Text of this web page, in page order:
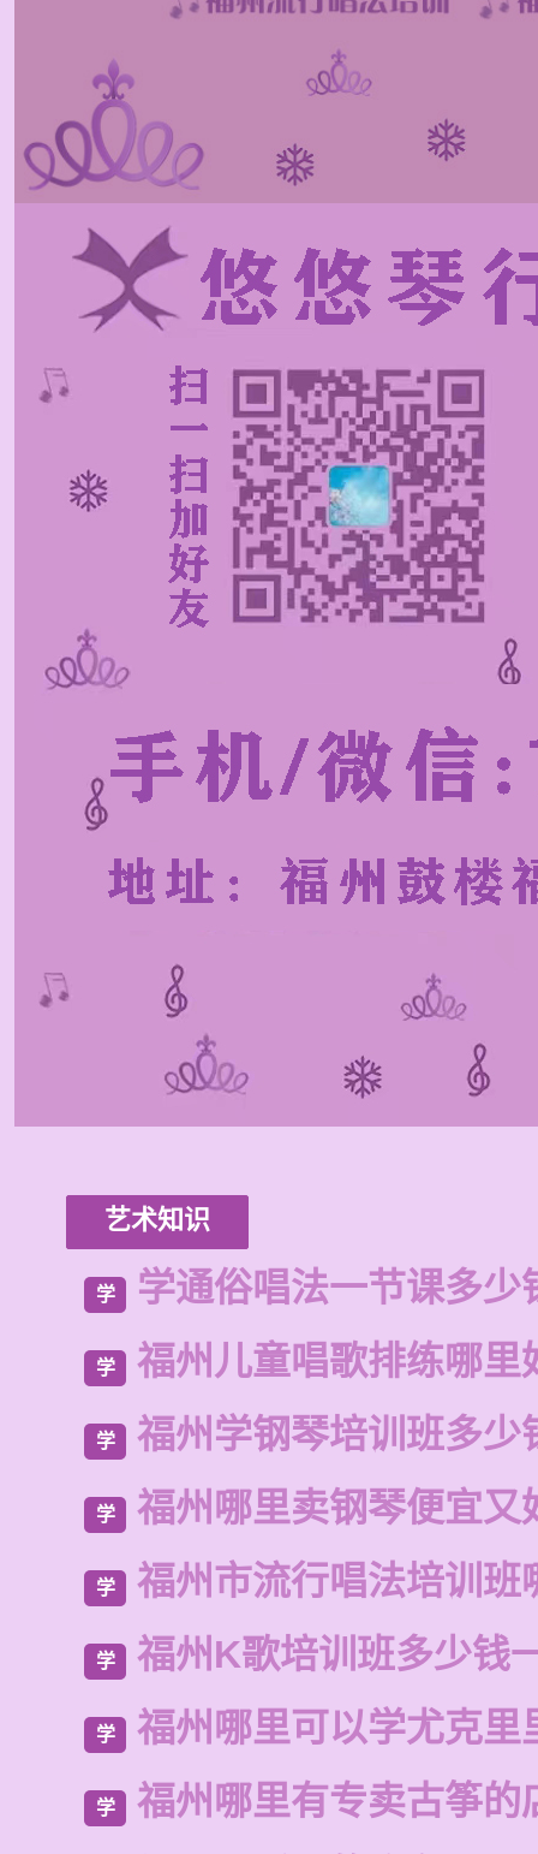
艺术知识
学 学通俗唱法一节课多少
学 福州儿童唱歌排练哪里
学 福州学钢琴培训班多少
学 福州哪里卖钢琴便宜又
学 福州市流行唱法培训班
学 福州K歌培训班多少钱
学 福州哪里可以学尤克里
学
福州哪里有专卖古筝的